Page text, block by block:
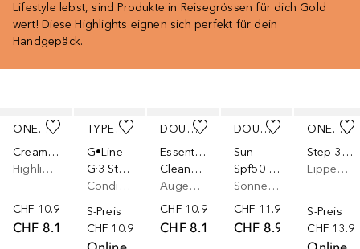
Lifestyle lebst, sind Produkte in Reisegrössen für dich Gold
wert! Diese Highlights eignen sich perfekt für dein
Handgepäck.
ONE. TWO. FREE!
Creamy Highlighting Balm
Highlighter
CHF 10.90
CHF 8.17
TYPEBEA
G•Line
G·3 Strength & Length
Conditioner
S-Preis
CHF 10.90
DOUGLAS COLLECTION
Essential
Cleansing Face, Eyes & Lips Make-up Removing Gentle Bi-Phase
Augen Make-up Entferner
CHF 10.90
CHF 8.17
DOUGLAS COLLECTION
Sun
Spf50 Stick
Sonnencreme Gesicht
CHF 11.90
CHF 8.92
ONE. TWO. FREE!
Step 3: Pflege
Lippenöl
S-Preis
CHF